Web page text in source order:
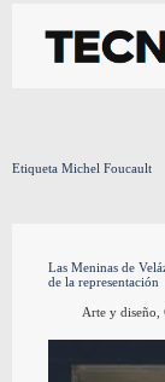
contenido
Etiqueta Michel Foucault
Las Meninas de
de la representación
Arte y diseño